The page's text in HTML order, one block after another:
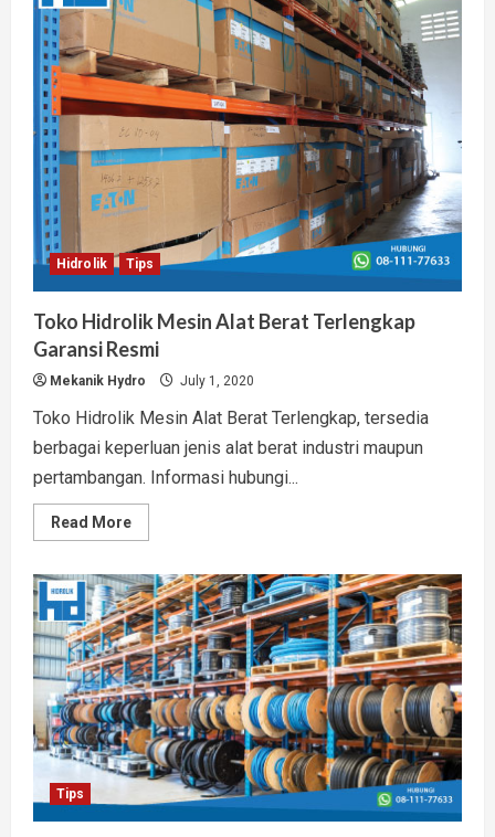
Sistem
Hidrolik
Truck
Hidrolik Tips
Toko Hidrolik Mesin Alat Berat Terlengkap
Garansi Resmi
Mekanik Hydro July 1, 2020
Toko Hidrolik Mesin Alat Berat Terlengkap, tersedia
berbagai keperluan jenis alat berat industri maupun
pertambangan. Informasi hubungi...
Read MoreRead
more
Hidrolik
Mesin
Alat
Berat
Terlengkap
Garansi
Resmi
Tips